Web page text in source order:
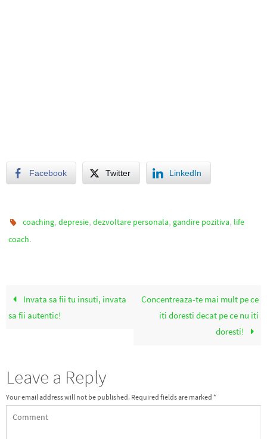
Facebook Twitter LinkedIn
coaching,depresie,dezvoltare personala, gandire pozitiva, life
coach.
Invata sa fii tu insuti, invata
sa fii autentic!
Concentreaza-te mai mult pe ce
iti doresti decat pe ce nu iti
doresti!
Leave a Reply
Your email address will not be published. Required fields are marked *